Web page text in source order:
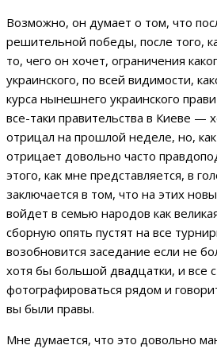
Возможно, он думает о том, что
решительной победы, после того,
то, чего он хочет, ограничения
украинского, по всей видимости,
курса нынешнего украинского
все-таки правительства в Киеве —
отрицал на прошлой неделе, но,
отрицает довольно часто
этого, как мне представляется, в
заключается в том, что на этих
войдет в семью народов как
сборную опять пустят на все
возобновится заседание если не
хотя бы большой двадцатки, и все
фотографироваться рядом и
вы были правы.
Мне думается, что это довольно